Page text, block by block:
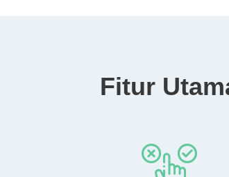
Fitur